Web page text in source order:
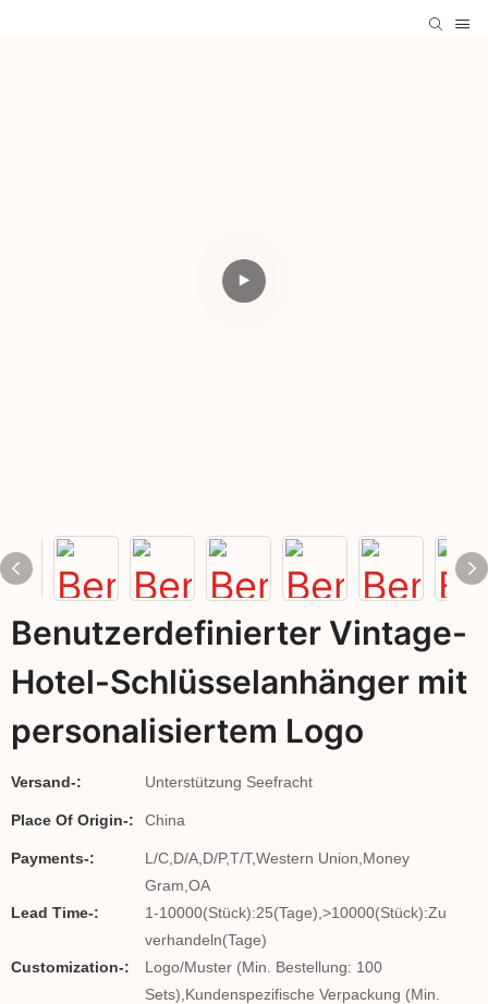
Benutzerdefinierter Vintage-
Hotel-Schlüsselanhänger mit
personalisiertem Logo
Versand-: Unterstützung Seefracht
Place Of Origin-: China
Payments-:
L/C,D/A,D/P,T/T,Western Union,Money
Gram,OA
Lead Time-:
1-10000(Stück):25(Tage),>10000(Stück):Zu
verhandeln(Tage)
Customization-:
Logo/Muster (Min. Bestellung: 100
Sets),Kundenspezifische Verpackung (Min.